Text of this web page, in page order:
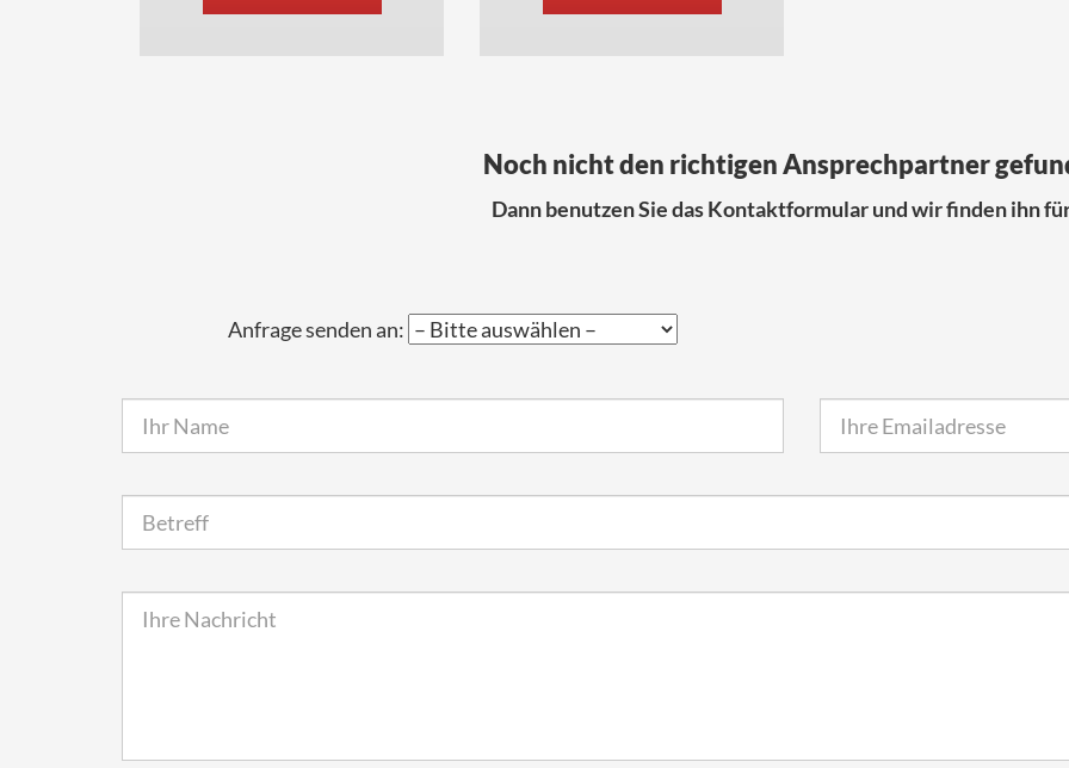
Noch nicht den richtigen Ansprechpartner
Dann benutzen Sie das Kontaktformular und wir finden ihn
Anfrage senden an: